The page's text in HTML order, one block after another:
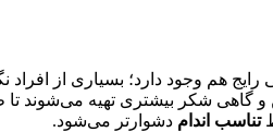
رایج هم وجود دارد؛ بسیاری از
و گاهی شکر بیشتری تهیه می‌شوند
تناسب اندام دشوارتر می‌شود.